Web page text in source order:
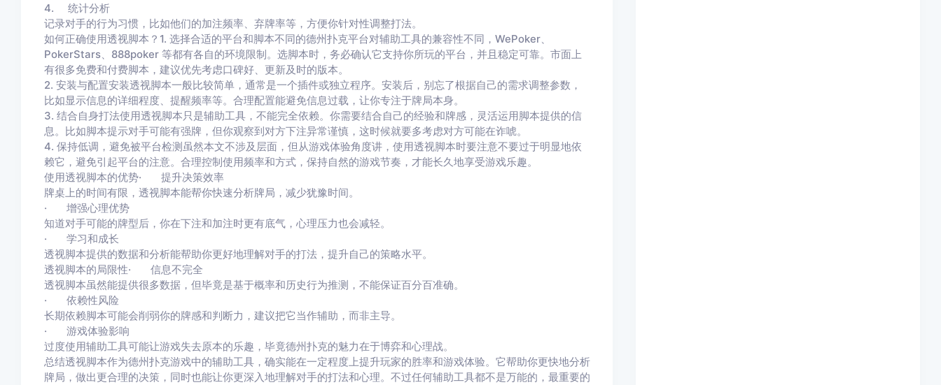
4. 统计分析
记录对手的行为习惯，比如他们的加注频率、弃牌率等，方便你针对性调整打法。
如何正确使用透视脚本？1. 选择合适的平台和脚本不同的德州扑克平台对辅助工具的兼容性不同，WePoker、
PokerStars、888poker 等都有各自的环境限制。选脚本时，务必确认它支持你所玩的平台，并且稳定可靠。市面上
有很多免费和付费脚本，建议优先考虑口碑好、更新及时的版本。
2. 安装与配置安装透视脚本一般比较简单，通常是一个插件或独立程序。安装后，别忘了根据自己的需求调整参数，
比如显示信息的详细程度、提醒频率等。合理配置能避免信息过载，让你专注于牌局本身。
3. 结合自身打法使用透视脚本只是辅助工具，不能完全依赖。你需要结合自己的经验和牌感，灵活运用脚本提供的信
息。比如脚本提示对手可能有强牌，但你观察到对方下注异常谨慎，这时候就要多考虑对方可能在诈唬。
4. 保持低调，避免被平台检测虽然本文不涉及层面，但从游戏体验角度讲，使用透视脚本时要注意不要过于明显地依
赖它，避免引起平台的注意。合理控制使用频率和方式，保持自然的游戏节奏，才能长久地享受游戏乐趣。
使用透视脚本的优势· 提升决策效率
牌桌上的时间有限，透视脚本能帮你快速分析牌局，减少犹豫时间。
· 增强心理优势
知道对手可能的牌型后，你在下注和加注时更有底气，心理压力也会减轻。
· 学习和成长
透视脚本提供的数据和分析能帮助你更好地理解对手的打法，提升自己的策略水平。
透视脚本的局限性· 信息不完全
透视脚本虽然能提供很多数据，但毕竟是基于概率和历史行为推测，不能保证百分百准确。
· 依赖性风险
长期依赖脚本可能会削弱你的牌感和判断力，建议把它当作辅助，而非主导。
· 游戏体验影响
过度使用辅助工具可能让游戏失去原本的乐趣，毕竟德州扑克的魅力在于博弈和心理战。
总结透视脚本作为德州扑克游戏中的辅助工具，确实能在一定程度上提升玩家的胜率和游戏体验。它帮助你更快地分析
牌局，做出更合理的决策，同时也能让你更深入地理解对手的打法和心理。不过任何辅助工具都不是万能的，最重要的